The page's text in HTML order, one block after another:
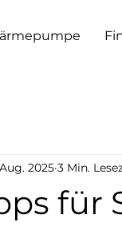
für
2025 3 Min.